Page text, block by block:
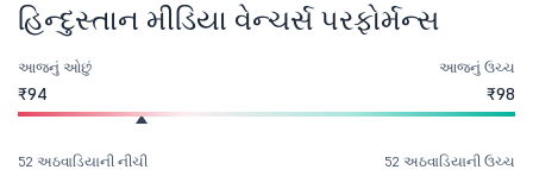
હિન્દુસ્તાન મીડિયા વેન્ચર્સ પરફોર્મન્સ
આજનું ઓછું
₹94
આજનું ઉચ્ચ
₹98
52 અઠવાડિયાની નીચી 52 અઠવાડિયાની ઉચ્ચ